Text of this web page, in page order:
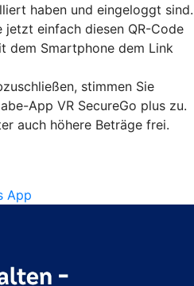
haben und eingeloggt sind.
jetzt einfach diesen QR-Code
dem Smartphone dem Link
stimmen Sie
App VR SecureGo plus zu.
auch höhere Beträge frei.
App